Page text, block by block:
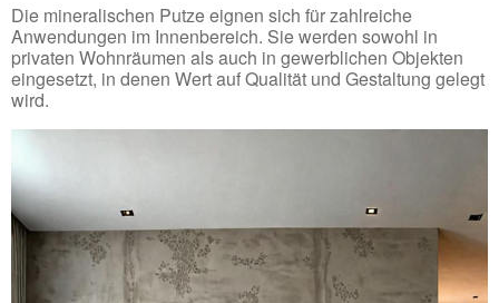
Die mineralischen Putze eignen sich für zahlreiche
Anwendungen im Innenbereich. Sie werden sowohl in
privaten Wohnräumen als auch in gewerblichen Objekten
eingesetzt, in denen Wert auf Qualität und Gestaltung gelegt
wird.